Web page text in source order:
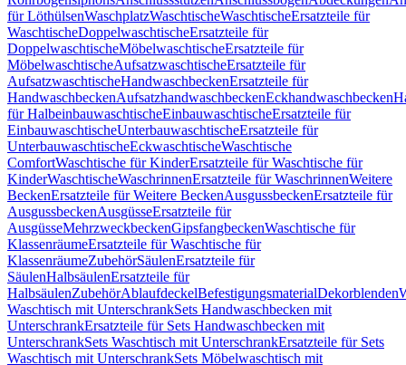
für LöthülsenWaschplatzWaschtischeWaschtischeErsatzteile für
WaschtischeDoppelwaschtischeErsatzteile für
DoppelwaschtischeMöbelwaschtischeErsatzteile für
MöbelwaschtischeAufsatzwaschtischeErsatzteile für
AufsatzwaschtischeHandwaschbeckenErsatzteile für
HandwaschbeckenAufsatzhandwaschbeckenEckhandwaschbecken
für HalbeinbauwaschtischeEinbauwaschtischeErsatzteile für
EinbauwaschtischeUnterbauwaschtischeErsatzteile für
UnterbauwaschtischeEckwaschtischeWaschtische
ComfortWaschtische für KinderErsatzteile für Waschtische für
KinderWaschtischeWaschrinnenErsatzteile für WaschrinnenWeitere
BeckenErsatzteile für Weitere BeckenAusgussbeckenErsatzteile für
AusgussbeckenAusgüsseErsatzteile für
AusgüsseMehrzweckbeckenGipsfangbeckenWaschtische für
KlassenräumeErsatzteile für Waschtische für
KlassenräumeZubehörSäulenErsatzteile für
SäulenHalbsäulenErsatzteile für
HalbsäulenZubehörAblaufdeckelBefestigungsmaterialDekorblenden
Waschtisch mit UnterschrankSets Handwaschbecken mit
UnterschrankErsatzteile für Sets Handwaschbecken mit
UnterschrankSets Waschtisch mit UnterschrankErsatzteile für Sets
Waschtisch mit UnterschrankSets Möbelwaschtisch mit